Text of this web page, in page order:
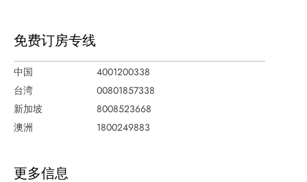
免费订房专线
中国
4001200338
台湾
00801857338
新加坡
8008523668
澳洲
1800249883
更多信息